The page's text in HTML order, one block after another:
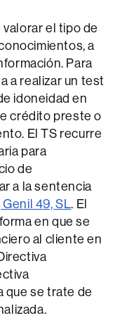
el tipo de
a
Para
a realizar un test
idoneidad en
crédito preste o
El TS recurre
para
de
a la sentencia
49, SL. El
en que se
al cliente en
que se trate de